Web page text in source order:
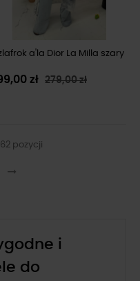
a'la Dior La Milla szary
zł 279,00 zł
pozycji
i
do